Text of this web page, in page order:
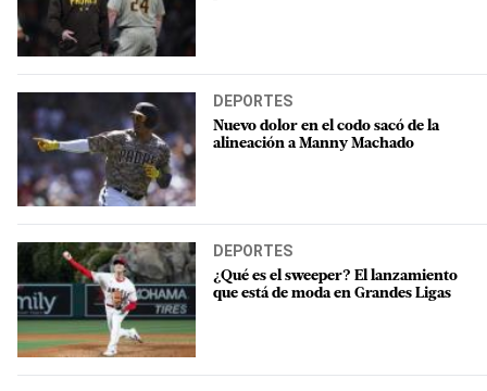
DEPORTES
Nuevo dolor en el codo sacó de la
alineación a Manny Machado
DEPORTES
¿Qué es el sweeper? El lanzamiento
que está de moda en Grandes Ligas